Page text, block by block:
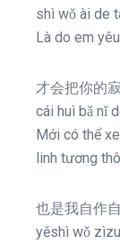
shì wǒ ài de
Là do em
才会把你的
cái huì bǎ nǐ
Mới có thể
linh tương
也是我自作
yěshì wǒ